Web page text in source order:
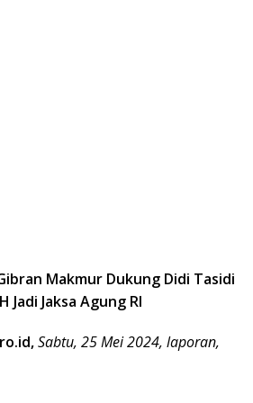
Makmur Dukung Didi Tasidi
Jadi Jaksa Agung RI
Sabtu, 25 Mei 2024, laporan,